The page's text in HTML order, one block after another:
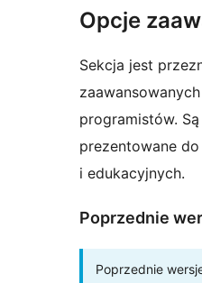
Opcje
Sekcja jest
programistów.
prezentowane
i edukacyjnych.
Poprzednie
Poprzednie